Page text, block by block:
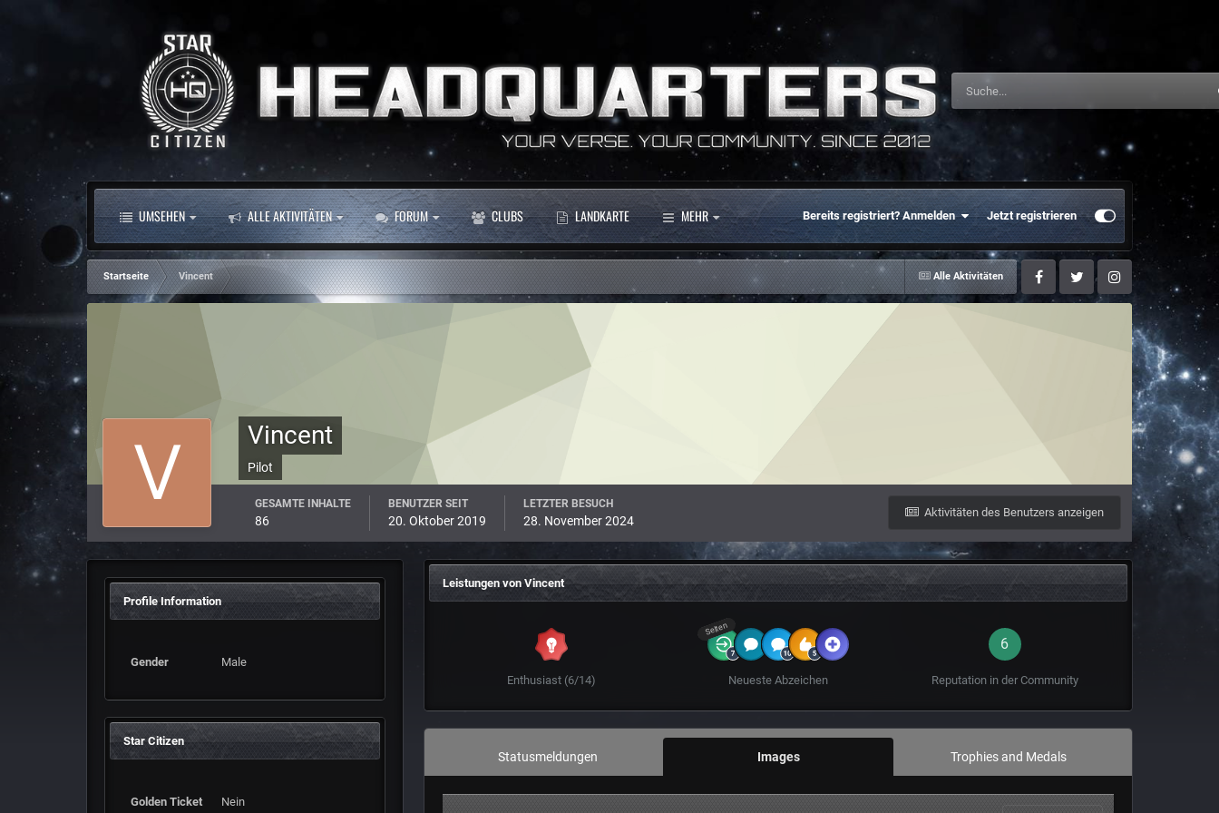
UMSEHEN ALLE AKTIVITÄTEN FORUM CLUBS LANDKARTE MEHR Bereits registriert? Anmelden Jetzt registrieren
Alle Aktivitäten
Startseite
Vincent
FacebookTwitter Instagram
Vincent
Pilot
Aktivitäten des Benutzers anzeigen
GESAMTE INHALTE
86
BENUTZER SEIT
20. Oktober 2019
LETZTER BESUCH
28. November 2024
Profile Information
Gender Male
Star Citizen
Golden Ticket Nein
Leistungen von Vincent
Enthusiast (6/14)
Selten
Neueste Abzeichen
6
Reputation in der Community
Statusmeldungen Images Trophies and Medals